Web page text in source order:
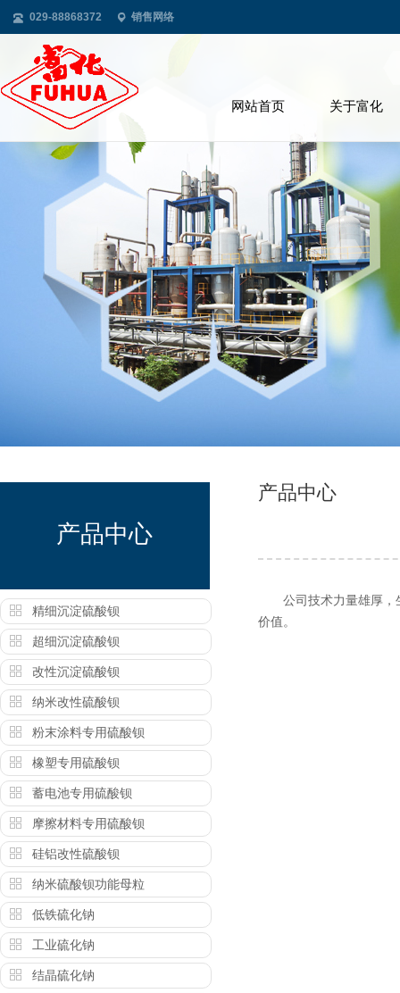
029-88868372 销售网络
网站首页 关于富化
产品中心
精细沉淀硫酸钡
超细沉淀硫酸钡
改性沉淀硫酸钡
纳米改性硫酸钡
粉末涂料专用硫酸钡
橡塑专用硫酸钡
蓄电池专用硫酸钡
摩擦材料专用硫酸钡
硅铝改性硫酸钡
纳米硫酸钡功能母粒
低铁硫化钠
工业硫化钠
结晶硫化钠
产品中心
公司技术力量雄厚，生
价值。